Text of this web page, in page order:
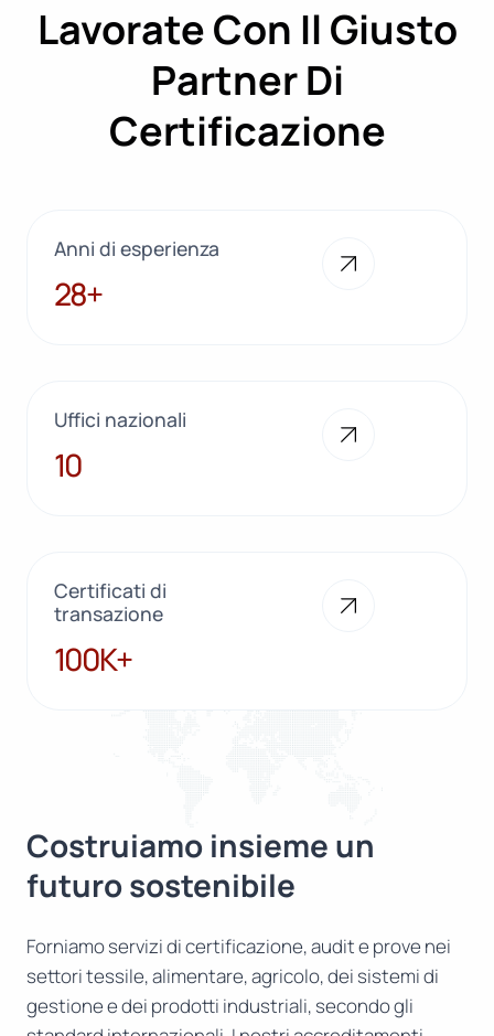
Lavorate Con Il Giusto
Partner Di
Certificazione
Anni di esperienza
28+
28+
Uffici nazionali
10
10
Certificati di
transazione
100K+
100K+
Costruiamo insieme un
futuro sostenibile
Forniamo servizi di certificazione, audit e prove nei
settori tessile, alimentare, agricolo, dei sistemi di
gestione e dei prodotti industriali, secondo gli